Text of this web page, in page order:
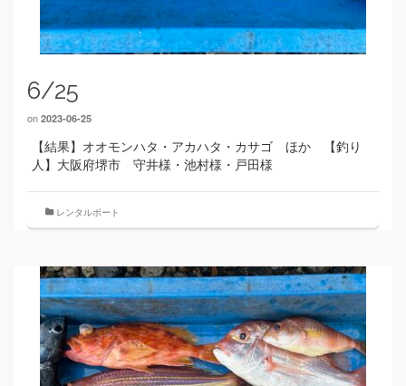
6/25
on 2023-06-25
【結果】オオモンハタ・アカハタ・カサゴ ほか 【釣り
人】大阪府堺市 守井様・池村様・戸田様
レンタルボート